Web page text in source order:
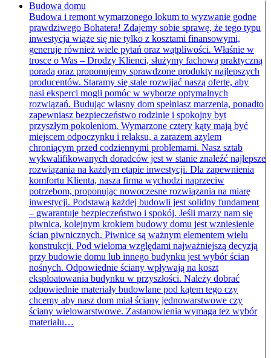
Budowa domu
Budowa i remont wymarzonego lokum to wyzwanie godne
prawdziwego Bohatera! Zdajemy sobie sprawę, że tego typu
inwestycja wiąże się nie tylko z kosztami finansowymi,
generuje również wiele pytań oraz wątpliwości. Właśnie w
trosce o Was – Drodzy Klienci, służymy fachową praktyczną
poradą oraz proponujemy sprawdzone produkty najlepszych
producentów. Staramy się stale rozwijać naszą ofertę, aby
nasi eksperci mogli pomóc w wyborze optymalnych
rozwiązań. Budując własny dom spełniasz marzenia, ponadto
zapewniasz bezpieczeństwo rodzinie i spokojny byt
przyszłym pokoleniom. Wymarzone cztery kąty mają być
miejscem odpoczynku i relaksu, a zarazem azylem
chroniącym przed codziennymi problemami. Nasz sztab
wykwalifikowanych doradców jest w stanie znaleźć najlepsze
rozwiązania na każdym etapie inwestycji. Dla zapewnienia
komfortu Klienta, nasza firma wychodzi naprzeciw
potrzebom, proponując nowoczesne rozwiązania na miarę
inwestycji. Podstawą każdej budowli jest solidny fundament
– gwarantuje bezpieczeństwo i spokój. Jeśli marzy nam się
piwnica, kolejnym krokiem budowy domu jest wzniesienie
ścian piwnicznych. Piwnice są ważnym elementem wielu
konstrukcji. Pod wieloma względami najważniejszą decyzją
przy budowie domu lub innego budynku jest wybór ścian
nośnych. Odpowiednie ściany wpływają na koszt
eksploatowania budynku w przyszłości. Należy dobrać
odpowiednie materiały budowlane pod kątem tego czy
chcemy aby nasz dom miał ściany jednowarstwowe czy
ściany wielowarstwowe. Zastanowienia wymaga tez wybór
materiału…